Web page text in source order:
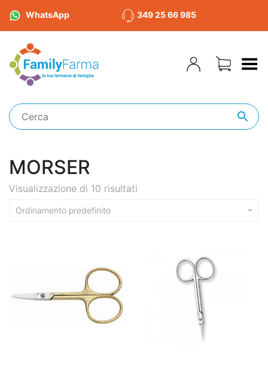
WhatsApp 349 25 66 985
Toggle Menu
MORSER
Visualizzazione di 10 risultati
Ordinamento predefinito